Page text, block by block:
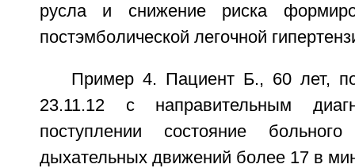
русла и снижение риска
постэмболической легочной
Пример 4. Пациент Б., 60 лет,
23.11.12 с направительным
поступлении состояние
дыхательных движений более 17 в